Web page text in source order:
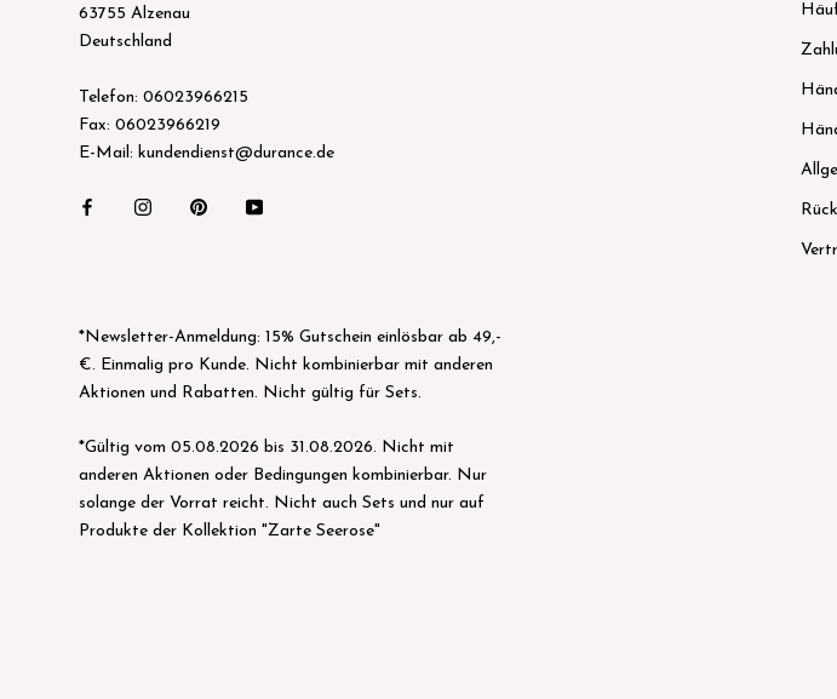
63755 Alzenau
Deutschland
Telefon: 06023966215
Fax: 06023966219
E-Mail: kundendienst@durance.de
*Newsletter-Anmeldung: 15% Gutschein einlösbar ab 49,-
€. Einmalig pro Kunde. Nicht kombinierbar mit anderen
Aktionen und Rabatten. Nicht gültig für Sets.
*Gültig vom 05.08.2026 bis 31.08.2026. Nicht mit
anderen Aktionen oder Bedingungen kombinierbar. Nur
solange der Vorrat reicht. Nicht auch Sets und nur auf
Produkte der Kollektion "Zarte Seerose"